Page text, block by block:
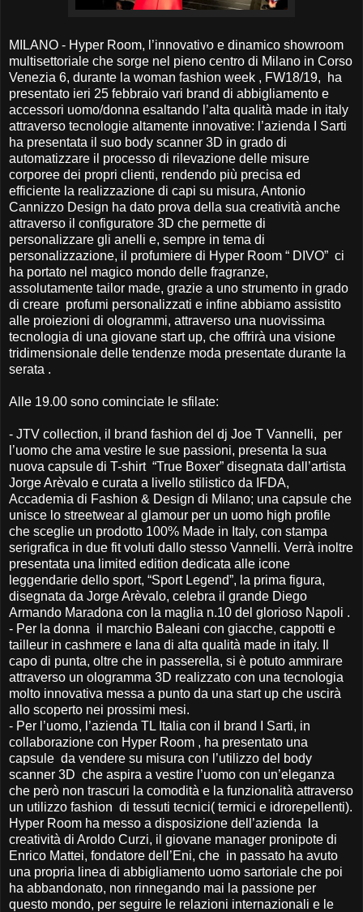
MILANO - Hyper Room, l’innovativo e dinamico showroom
multisettoriale che sorge nel pieno centro di Milano in Corso
Venezia 6, durante la woman fashion week , FW18/19, ha
presentato ieri 25 febbraio vari brand di abbigliamento e
accessori uomo/donna esaltando l’alta qualità made in italy
attraverso tecnologie altamente innovative: l’azienda I Sarti
ha presentata il suo body scanner 3D in grado di
automatizzare il processo di rilevazione delle misure
corporee dei propri clienti, rendendo più precisa ed
efficiente la realizzazione di capi su misura, Antonio
Cannizzo Design ha dato prova della sua creatività anche
attraverso il configuratore 3D che permette di
personalizzare gli anelli e, sempre in tema di
personalizzazione, il profumiere di Hyper Room “ DIVO” ci
ha portato nel magico mondo delle fragranze,
assolutamente tailor made, grazie a uno strumento in grado
di creare profumi personalizzati e infine abbiamo assistito
alle proiezioni di ologrammi, attraverso una nuovissima
tecnologia di una giovane start up, che offrirà una visione
tridimensionale delle tendenze moda presentate durante la
serata .
Alle 19.00 sono cominciate le sfilate:
- JTV collection, il brand fashion del dj Joe T Vannelli, per
l’uomo che ama vestire le sue passioni, presenta la sua
nuova capsule di T-shirt “True Boxer” disegnata dall’artista
Jorge Arèvalo e curata a livello stilistico da IFDA,
Accademia di Fashion & Design di Milano; una capsule che
unisce lo streetwear al glamour per un uomo high profile
che sceglie un prodotto 100% Made in Italy, con stampa
serigrafica in due fit voluti dallo stesso Vannelli. Verrà inoltre
presentata una limited edition dedicata alle icone
leggendarie dello sport, “Sport Legend”, la prima figura,
disegnata da Jorge Arèvalo, celebra il grande Diego
Armando Maradona con la maglia n.10 del glorioso Napoli .
- Per la donna il marchio Baleani con giacche, cappotti e
tailleur in cashmere e lana di alta qualità made in italy. Il
capo di punta, oltre che in passerella, si è potuto ammirare
attraverso un ologramma 3D realizzato con una tecnologia
molto innovativa messa a punto da una start up che uscirà
allo scoperto nei prossimi mesi.
- Per l’uomo, l’azienda TL Italia con il brand I Sarti, in
collaborazione con Hyper Room , ha presentato una
capsule da vendere su misura con l’utilizzo del body
scanner 3D che aspira a vestire l’uomo con un’eleganza
che però non trascuri la comodità e la funzionalità attraverso
un utilizzo fashion di tessuti tecnici( termici e idrorepellenti).
Hyper Room ha messo a disposizione dell’azienda la
creatività di Aroldo Curzi, il giovane manager pronipote di
Enrico Mattei, fondatore dell’Eni, che in passato ha avuto
una propria linea di abbigliamento uomo sartoriale che poi
ha abbandonato, non rinnegando mai la passione per
questo mondo, per seguire le relazioni internazionali e le